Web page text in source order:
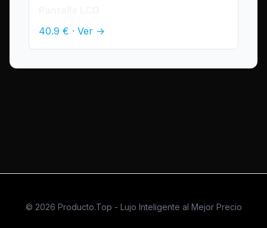
40.9 € · Ver →
© 2026 Producto.Top - Lujo Inteligente al Mejor Precio